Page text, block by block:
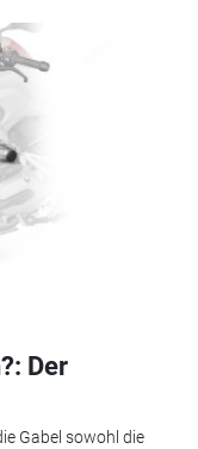
Der
Gabel sowohl die